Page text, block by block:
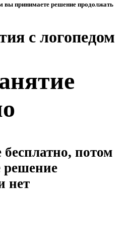
вы принимаете решение продолжать
с логопедом
потом
нет